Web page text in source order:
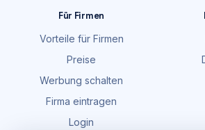
Für Firmen
Vorteile für Firmen
Preise
Werbung schalten
Firma eintragen
Login